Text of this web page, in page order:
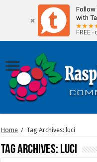
Follow
with
FREE -
Home / Tag Archives: luci
Tag Archives: luci